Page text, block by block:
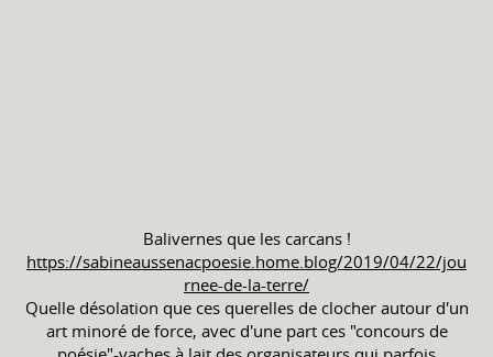
Balivernes que les carcans !
https://sabineaussenacpoesie.home.blog/2019/04/22/jou
rnee-de-la-terre/
Quelle désolation que ces querelles de clocher autour d'un
art minoré de force, avec d'une part ces "concours de